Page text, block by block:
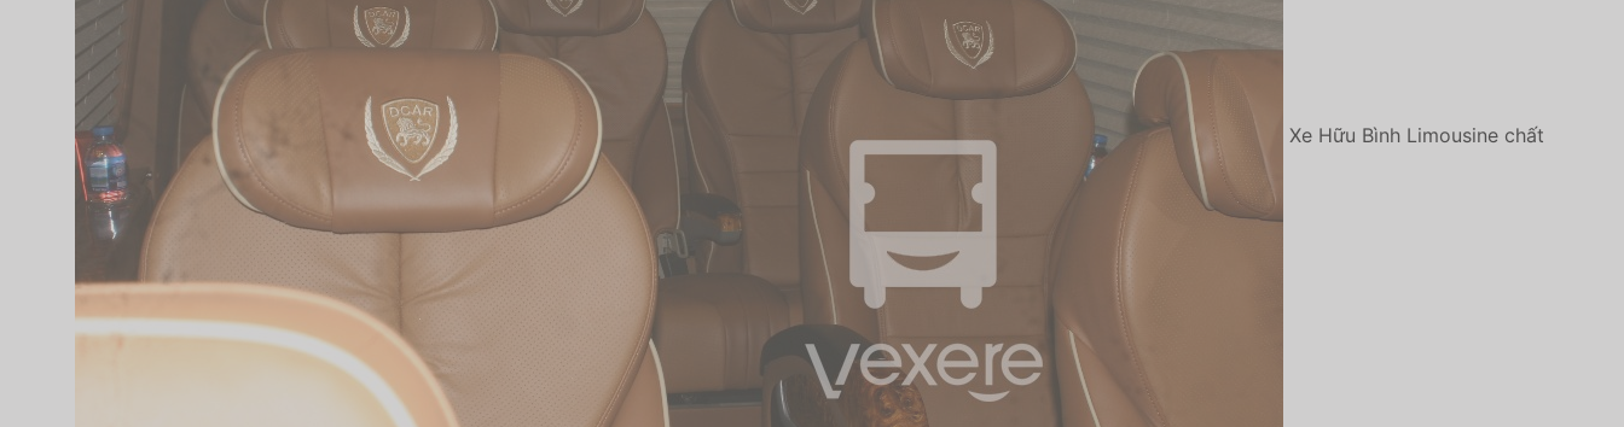
Xe Hữu Bình Limousine chất